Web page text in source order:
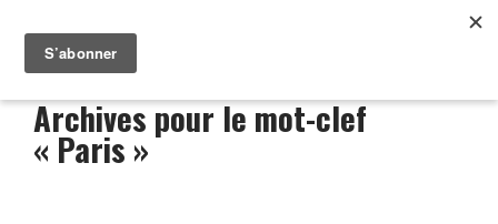
Archives pour le mot-clef
« Paris »